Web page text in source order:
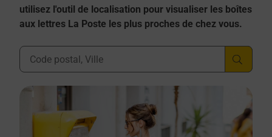
utilisez l'outil de localisation pour visualiser les boîtes
aux lettres La Poste les plus proches de chez vous.
Ville, Département, Code Postal